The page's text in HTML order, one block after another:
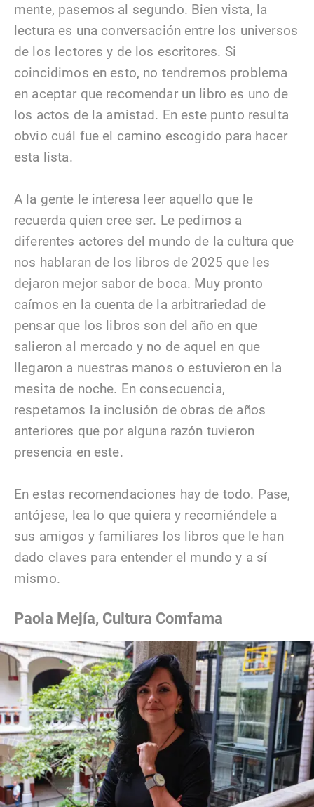
mente, pasemos al segundo. Bien vista, la
lectura es una conversación entre los universos
de los lectores y de los escritores. Si
coincidimos en esto, no tendremos problema
en aceptar que recomendar un libro es uno de
los actos de la amistad. En este punto resulta
obvio cuál fue el camino escogido para hacer
esta lista.
A la gente le interesa leer aquello que le
recuerda quien cree ser. Le pedimos a
diferentes actores del mundo de la cultura que
nos hablaran de los libros de 2025 que les
dejaron mejor sabor de boca. Muy pronto
caímos en la cuenta de la arbitrariedad de
pensar que los libros son del año en que
salieron al mercado y no de aquel en que
llegaron a nuestras manos o estuvieron en la
mesita de noche. En consecuencia,
respetamos la inclusión de obras de años
anteriores que por alguna razón tuvieron
presencia en este.
En estas recomendaciones hay de todo. Pase,
antójese, lea lo que quiera y recomiéndele a
sus amigos y familiares los libros que le han
dado claves para entender el mundo y a sí
mismo.
Paola Mejía, Cultura Comfama